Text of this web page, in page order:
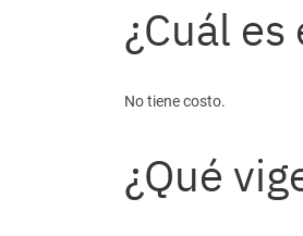
¿Cuál
No tiene costo.
¿Qué